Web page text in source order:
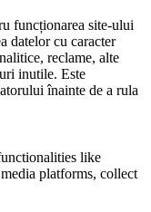
funcționarea site-ului
datelor cu caracter
reclame, alte
inutile. Este
înainte de a rula
like
platforms, collect